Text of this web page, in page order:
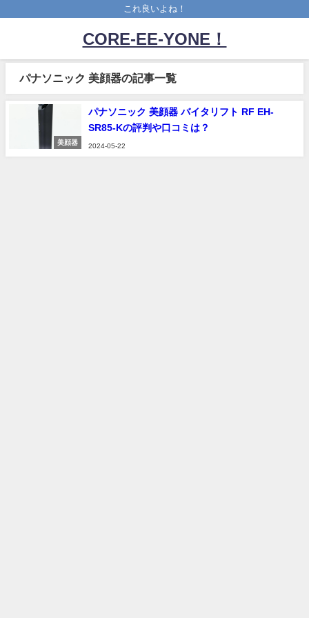
これ良いよね！
CORE-EE-YONE！
パナソニック 美顔器の記事一覧
美顔器
パナソニック 美顔器 バイタリフト RF EH-
SR85-Kの評判や口コミは？
2024-05-22